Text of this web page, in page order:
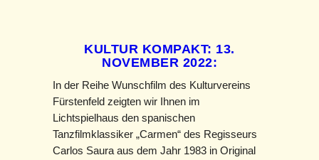
KULTUR KOMPAKT: 13.
NOVEMBER 2022:
In der Reihe Wunschfilm des Kulturvereins
Fürstenfeld zeigten wir Ihnen im
Lichtspielhaus den spanischen
Tanzfilmklassiker „Carmen“ des Regisseurs
Carlos Saura aus dem Jahr 1983 in Original